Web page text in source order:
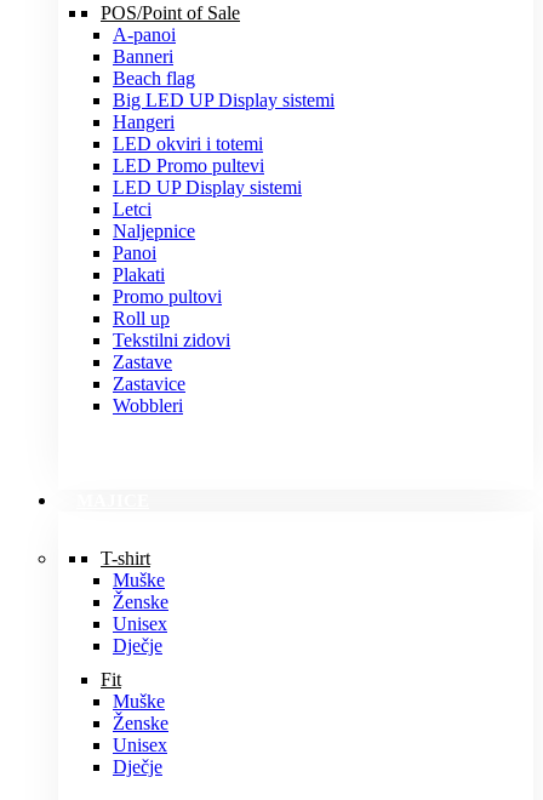
POS/Point of Sale
A-panoi
Banneri
Beach flag
Big LED UP Display sistemi
Hangeri
LED okviri i totemi
LED Promo pultevi
LED UP Display sistemi
Letci
Naljepnice
Panoi
Plakati
Promo pultovi
Roll up
Tekstilni zidovi
Zastave
Zastavice
Wobbleri
T-shirt
Muške
Ženske
Unisex
Dječje
Fit
Muške
Ženske
Unisex
Dječje